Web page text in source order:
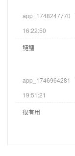
app_1748247770
16:22:50
鲢鳙
app_1746964281
19:51:21
很有用